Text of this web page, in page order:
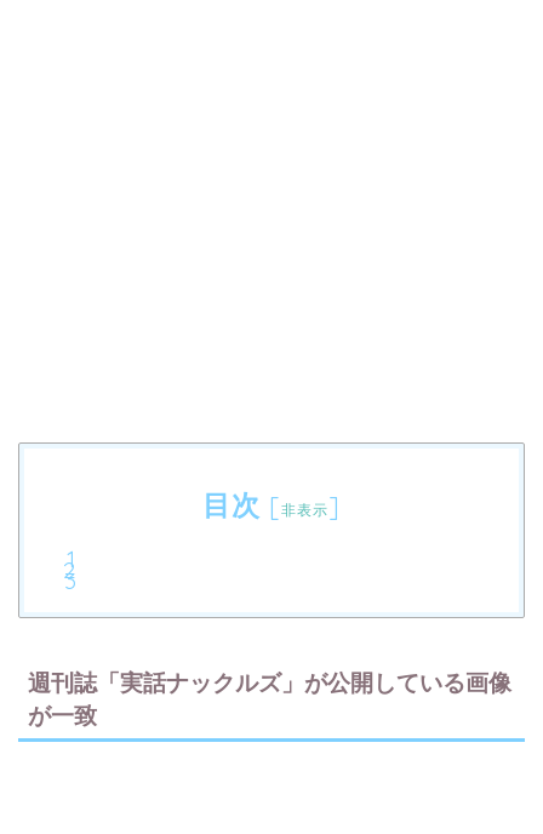
目次 [非表示]
週刊誌「実話ナックルズ」が公開している画像
が一致